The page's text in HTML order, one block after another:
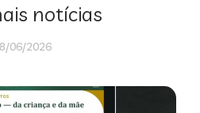
notícias
06/2026